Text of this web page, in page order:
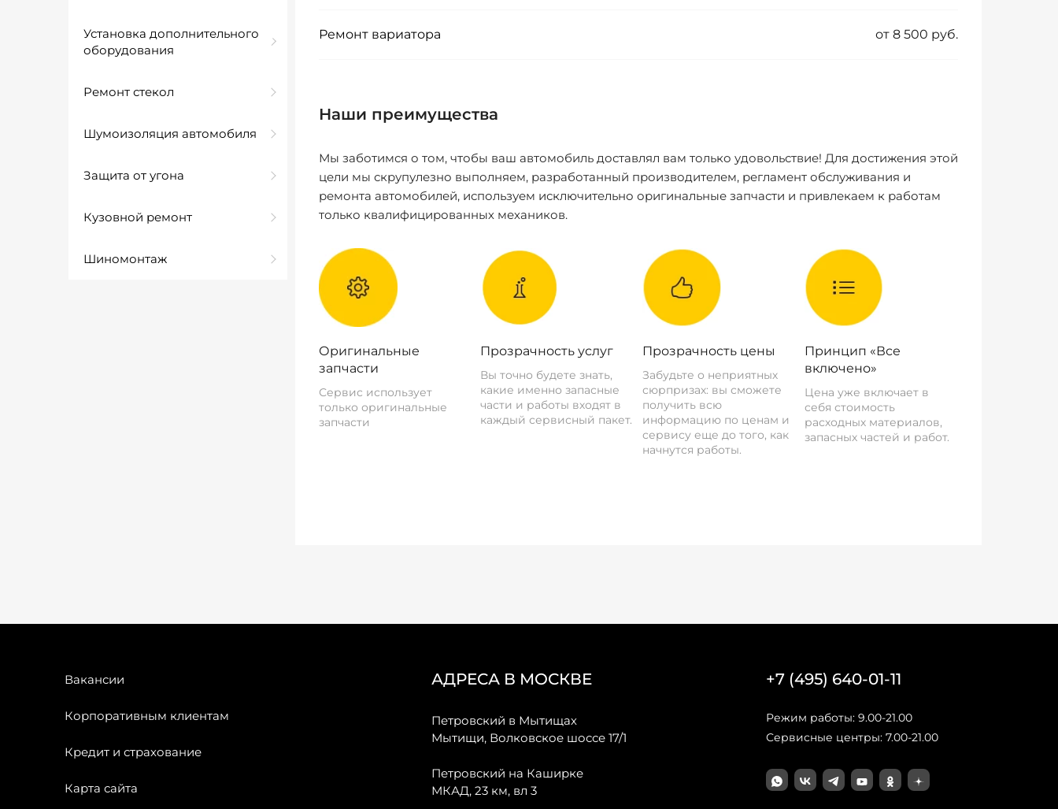
Установка дополнительного
оборудования
Ремонт стекол
Шумоизоляция автомобиля
Защита от угона
Кузовной ремонт
Шиномонтаж
Ремонт вариатора от 8 500 руб.
Наши преимущества
Мы заботимся о том, чтобы ваш автомобиль доставлял вам только удовольствие! Для достижения этой
цели мы скрупулезно выполняем, разработанный производителем, регламент обслуживания и
ремонта автомобилей, используем исключительно оригинальные запчасти и привлекаем к работам
только квалифицированных механиков.
Оригинальные
запчасти
Сервис использует
только оригинальные
запчасти
Прозрачность услуг
Вы точно будете знать,
какие именно запасные
части и работы входят в
каждый сервисный пакет.
Прозрачность цены
Забудьте о неприятных
сюрпризах: вы сможете
получить всю
информацию по ценам и
сервису еще до того, как
начнутся работы.
Принцип «Все
включено»
Цена уже включает в
себя стоимость
расходных материалов,
запасных частей и работ.
Вакансии
Корпоративным клиентам
Кредит и страхование
Карта сайта
АДРЕСА В МОСКВЕ
Петровский в Мытищах
Мытищи, Волковское шоссе 17/1
Петровский на Каширке
МКАД, 23 км, вл 3
+7 (495) 640-01-11
Режим работы: 9.00-21.00
Сервисные центры: 7.00-21.00